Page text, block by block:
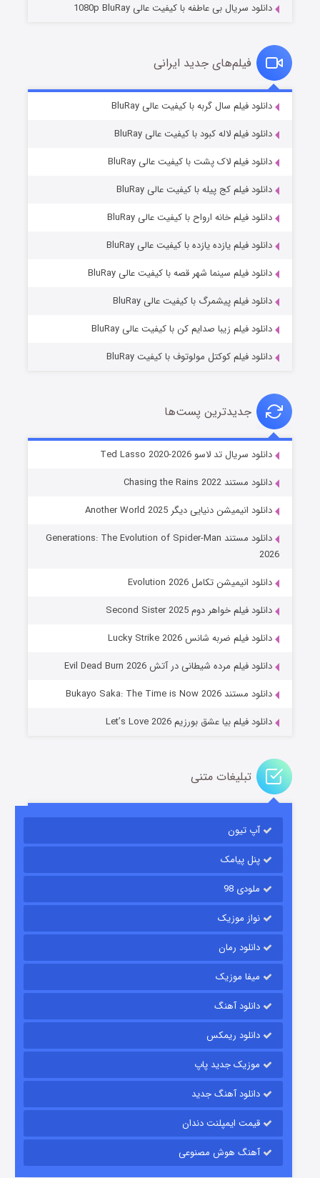
قسمت۷ (زیرنویس) منتشر شد
خاندان اژدها فصل ۳
جادوگری در مغولستان
باب اسفنجی فصل ۱۷
قسمت۶ (زیرنویس) منتشر شد
قسمت۱۵ (دوبله) منتشر شد
دانلود سریال بی عاطفه با کیفیت عالی 1080p BluRay
فیلم‌های جدید ایرانی
دانلود فیلم سال گربه با کیفیت عالی BluRay
دانلود فیلم لاله کبود با کیفیت عالی BluRay
دانلود فیلم لاک پشت با کیفیت عالی BluRay
دانلود فیلم کج‌ پیله با کیفیت عالی BluRay
دانلود فیلم خانه ارواح با کیفیت عالی BluRay
دانلود فیلم یازده یازده با کیفیت عالی BluRay
دانلود فیلم سینما شهر قصه با کیفیت عالی BluRay
دانلود فیلم پیشمرگ با کیفیت عالی BluRay
دانلود فیلم زیبا صدایم کن با کیفیت عالی BluRay
دانلود فیلم کوکتل مولوتوف با کیفیت BluRay
جدیدترین پست‌ها
دانلود سریال تد لاسو Ted Lasso 2020-2026
دانلود مستند Chasing the Rains 2022
دانلود انیمیشن دنیایی دیگر Another World 2025
دانلود مستند Generations: The Evolution of Spider-Man
2026
دانلود انیمیشن تکامل Evolution 2026
دانلود فیلم خواهر دوم Second Sister 2025
دانلود فیلم ضربه شانس Lucky Strike 2026
دانلود فیلم مرده شیطانی در آتش Evil Dead Burn 2026
دانلود مستند Bukayo Saka: The Time is Now 2026
دانلود فیلم بیا عشق بورزیم Let’s Love 2026
تبلیغات متنی
آپ تیون
پنل پیامک
ملودی 98
نواز موزیک
دانلود رمان
میفا موزیک
دانلود آهنگ
دانلود ریمکس
موزیک جدید پاپ
دانلود آهنگ جدید
قیمت ایمپلنت دندان
آهنگ هوش مصنوعی